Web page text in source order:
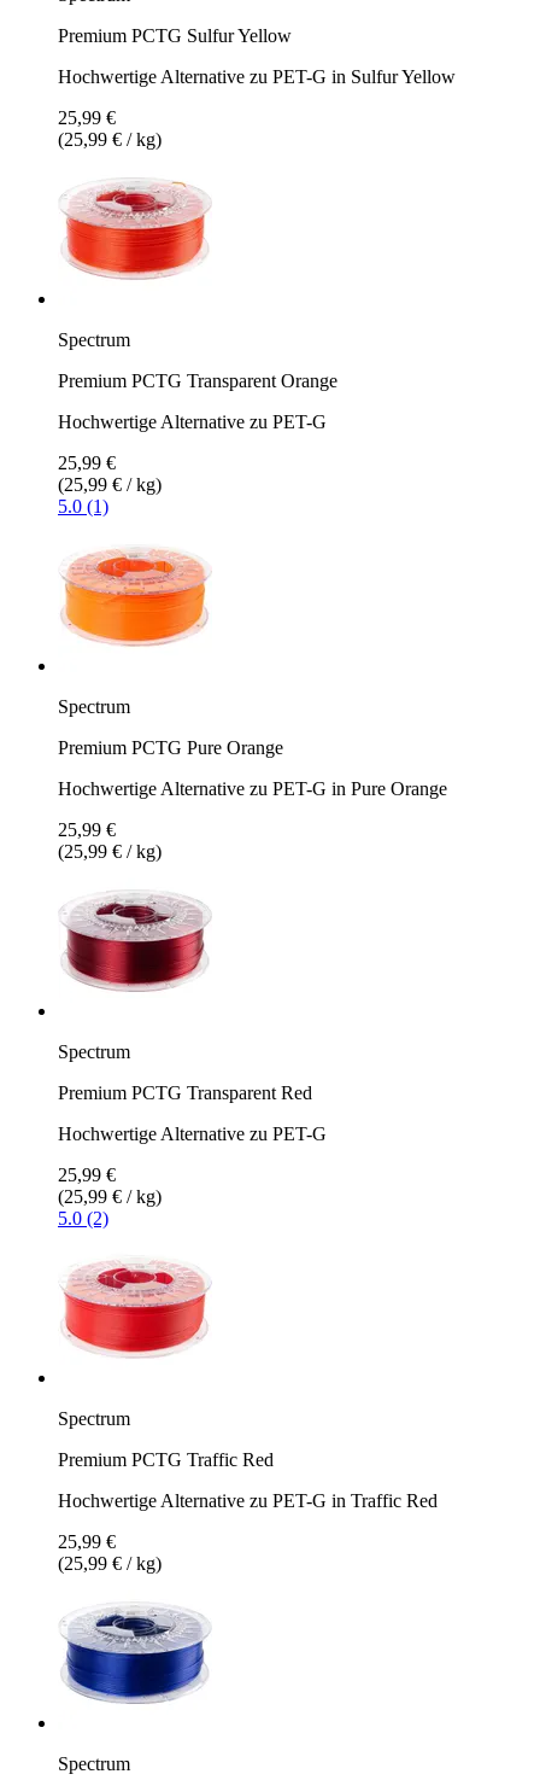
Premium PCTG Sulfur Yellow
Hochwertige Alternative zu PET-G in Sulfur Yellow
25,99 €
(25,99 € / kg)
Spectrum
Premium PCTG Transparent Orange
Hochwertige Alternative zu PET-G
25,99 €
(25,99 € / kg)
5.0 (1)
Spectrum
Premium PCTG Pure Orange
Hochwertige Alternative zu PET-G in Pure Orange
25,99 €
(25,99 € / kg)
Spectrum
Premium PCTG Transparent Red
Hochwertige Alternative zu PET-G
25,99 €
(25,99 € / kg)
5.0 (2)
Spectrum
Premium PCTG Traffic Red
Hochwertige Alternative zu PET-G in Traffic Red
25,99 €
(25,99 € / kg)
Spectrum